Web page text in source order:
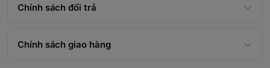
Chính sách đổi trả
Chính sách giao hàng